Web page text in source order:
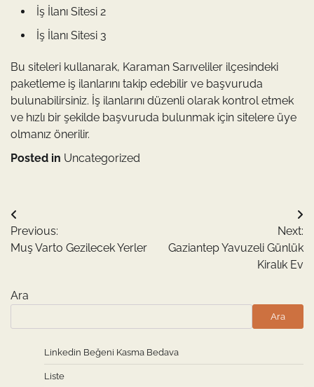
İş İlanı Sitesi 2
İş İlanı Sitesi 3
Bu siteleri kullanarak, Karaman Sarıveliler ilçesindeki
paketleme iş ilanlarını takip edebilir ve başvuruda
bulunabilirsiniz. İş ilanlarını düzenli olarak kontrol etmek
ve hızlı bir şekilde başvuruda bulunmak için sitelere üye
olmanız önerilir.
Posted in Uncategorized
Yazı
gezinmesi
Previous:
Muş Varto Gezilecek Yerler
Next:
Gaziantep Yavuzeli Günlük
Kiralık Ev
Ara
Ara
Linkedin Beğeni Kasma Bedava
Liste